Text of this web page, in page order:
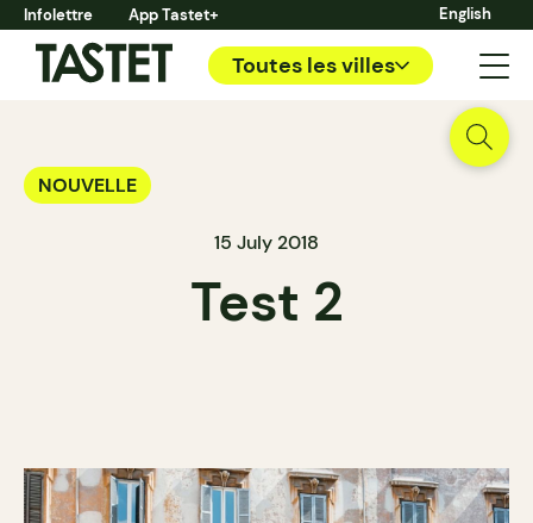
Infolettre App Tastet+ English
Toutes les villes
NOUVELLE
15 July 2018
Test 2